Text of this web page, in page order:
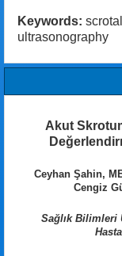
Keywords:
ultrasonography
Akut
Ceyhan Şahin,
Cengiz
Sağlık Bilimleri